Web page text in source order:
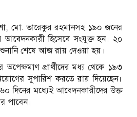
মো. তারেকুর রহমানসহ ১৯০ জনের
আবেদনকারী হিসেবে সংযুক্ত হন। ২০
শুনানি শেষে আজ রায় দেওয়া হয়।
প্রার্থীদের মধ্য থেকে ১৯৩
সুপারিশ করতে রায় দিয়েছেন।
৬০ দিনের মধ্যেই আবেদনকারীদের উক্ত
পাবেন।